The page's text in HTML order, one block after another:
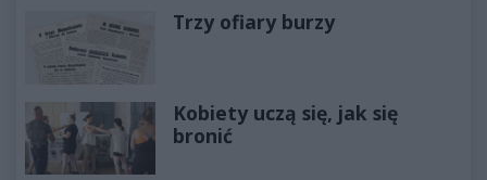
Trzy ofiary burzy
Kobiety uczą się, jak się
bronić